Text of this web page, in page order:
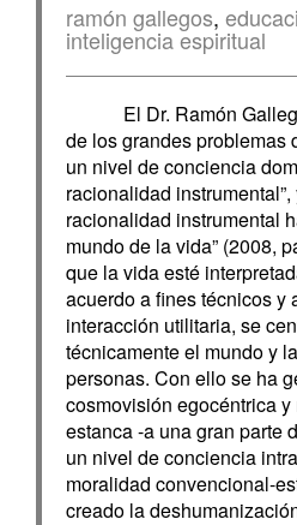
ramón gallegos,
inteligencia espiritual
El Dr. Ramón
de los grandes problemas
un nivel de conciencia
racionalidad instrumental”,
racionalidad instrumental
mundo de la vida” (2008,
que la vida esté
acuerdo a fines técnicos y
interacción utilitaria, se
técnicamente el mundo y
personas. Con ello se ha
cosmovisión egocéntrica
estanca -a una gran parte
un nivel de conciencia
moralidad convencional-
creado la